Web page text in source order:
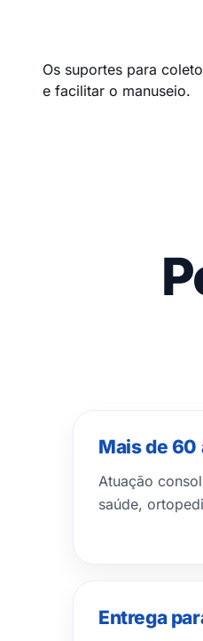
Os suportes para
e facilitar o manuseio.
Mais de 60
Atuação
saúde,
Entrega